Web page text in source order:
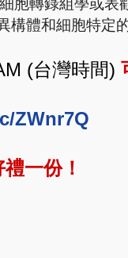
胞轉錄組學或表
構體和細胞特定
(台灣時間)
ZWnr7Q
一份！